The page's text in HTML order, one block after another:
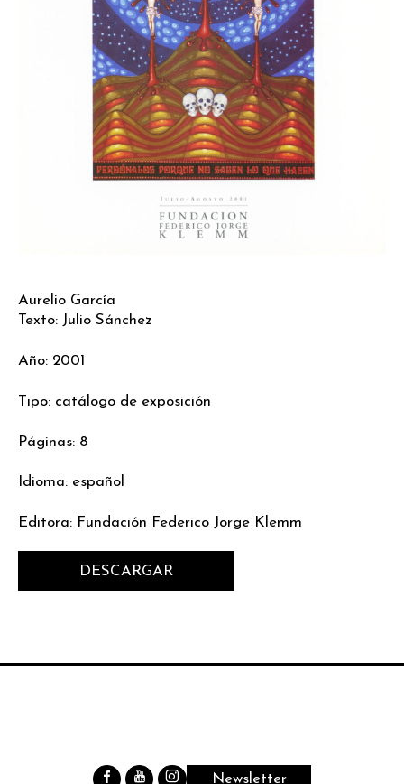
Aurelio García
Texto: Julio Sánchez
Año: 2001
Tipo: catálogo de exposición
Páginas: 8
Idioma: español
Editora: Fundación Federico Jorge Klemm
DESCARGAR
Newsletter